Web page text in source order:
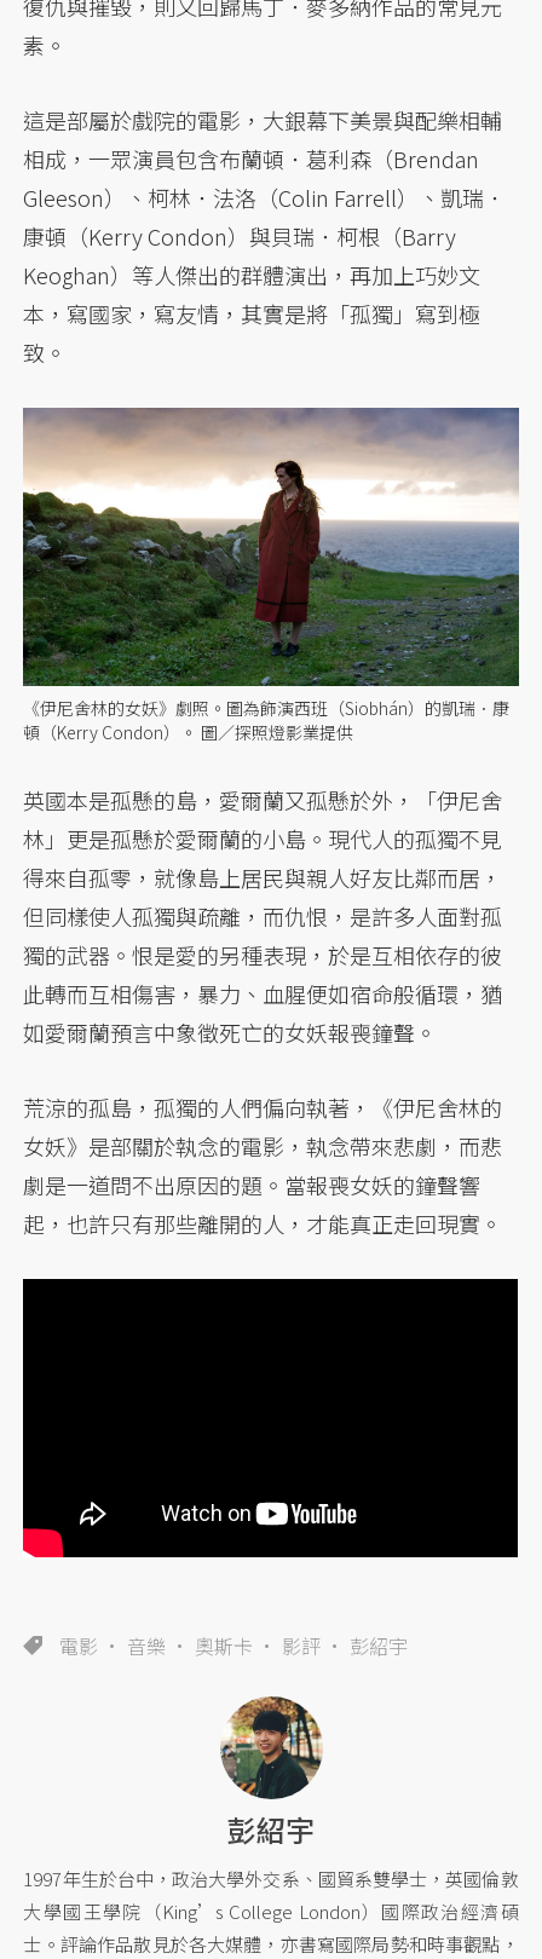
素。
這是部屬於戲院的電影，大銀幕下美景與配樂相輔
相成，一眾演員包含布蘭頓．葛利森（Brendan
Gleeson）、柯林．法洛（Colin Farrell）、凱瑞．
康頓（Kerry Condon）與貝瑞．柯根（Barry
Keoghan）等人傑出的群體演出，再加上巧妙文
本，寫國家，寫友情，其實是將「孤獨」寫到極
致。
《伊尼舍林的女妖》劇照。圖為飾演西班（Siobhán）的凱瑞．康
頓（Kerry Condon）。 圖／探照燈影業提供
英國本是孤懸的島，愛爾蘭又孤懸於外，「伊尼舍
林」更是孤懸於愛爾蘭的小島。現代人的孤獨不見
得來自孤零，就像島上居民與親人好友比鄰而居，
但同樣使人孤獨與疏離，而仇恨，是許多人面對孤
獨的武器。恨是愛的另種表現，於是互相依存的彼
此轉而互相傷害，暴力、血腥便如宿命般循環，猶
如愛爾蘭預言中象徵死亡的女妖報喪鐘聲。
荒涼的孤島，孤獨的人們偏向執著，《伊尼舍林的
女妖》是部關於執念的電影，執念帶來悲劇，而悲
劇是一道問不出原因的題。當報喪女妖的鐘聲響
起，也許只有那些離開的人，才能真正走回現實。
電影 音樂 奧斯卡 影評 彭紹宇
彭紹宇
1997年生於台中，政治大學外交系、國貿系雙學士，英國倫敦
大學國王學院（King’s College London）國際政治經濟碩
士。評論作品散見於各大媒體，亦書寫國際局勢和時事觀點，